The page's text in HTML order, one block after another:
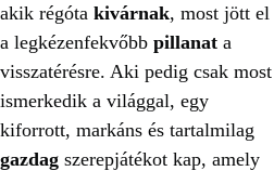
akik régóta kivárnak, most jött el
a legkézenfekvőbb pillanat a
visszatérésre. Aki pedig csak most
ismerkedik a világgal, egy
kiforrott, markáns és tartalmilag
gazdag szerepjátékot kap, amely